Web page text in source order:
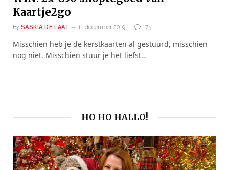
Kaartje2go
By SASKIA DE LAAT 11 december 2019 175
Misschien heb je de kerstkaarten al gestuurd, misschien
nog niet. Misschien stuur je het liefst…
HO HO HALLO!